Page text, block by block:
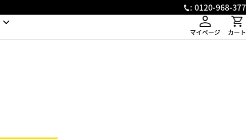
: 0120-968-377
マイページ カート